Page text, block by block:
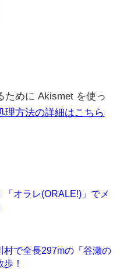
ために Akismet を使っ
理方法の詳細はこちら
「オラレ(ORALE!)」でメ
村で全長297mの「谷瀬の
！